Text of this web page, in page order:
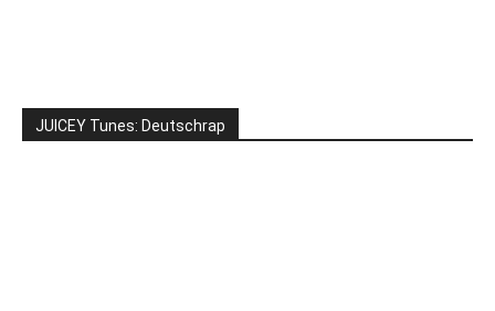
JUICEY Tunes: Deutschrap